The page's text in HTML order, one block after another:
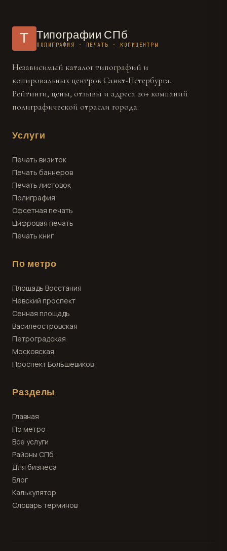
Т Типографии СПб
ПОЛИГРАФИЯ · ПЕЧАТЬ · КОПИЦЕНТРЫ
Независимый каталог типографий и
копировальных центров Санкт-Петербурга.
Рейтинги, цены, отзывы и адреса 20+ компаний
полиграфической отрасли города.
Услуги
Печать визиток
Печать баннеров
Печать листовок
Полиграфия
Офсетная печать
Цифровая печать
Печать книг
По метро
Площадь Восстания
Невский проспект
Сенная площадь
Василеостровская
Петроградская
Московская
Проспект Большевиков
Разделы
Главная
По метро
Все услуги
Районы СПб
Для бизнеса
Блог
Калькулятор
Словарь терминов